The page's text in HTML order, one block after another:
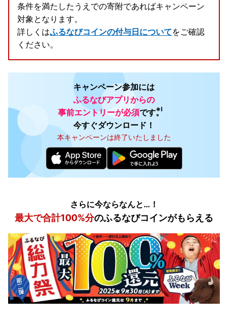
条件を満たしたうえでの寄附であればキャンペーン
対象となります。
詳しくはふるなびコインの付与日についてをご確認
ください。
キャンペーン参加には
ふるなびアプリからの
事前エントリーが必須です。
※Ⅰ
今すぐダウンロード！
本キャンペーンは終了いたしました
さらに今ならなんと…！
最大で合計100%分のふるなびコインがもらえる